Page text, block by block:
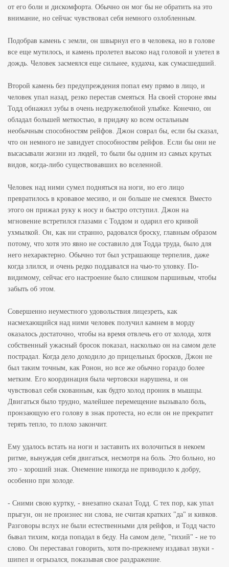
от его боли и дискомфорта. Обычно он мог бы не обратить на это
внимание, но сейчас чувствовал себя немного озлобленным.
Подобрав камень с земли, он швырнул его в человека, но в голове
все еще мутилось, и камень пролетел высоко над головой и улетел в
дождь. Человек засмеялся еще сильнее, кудахча, как сумасшедший.
Второй камень без предупреждения попал ему прямо в лицо, и
человек упал назад, резко перестав смеяться. На своей стороне ямы
Тодд обнажил зубы в очень недружелюбной улыбке. Конечно, он
обладал большей меткостью, в придачу ко всем остальным
необычным способностям рейфов. Джон соврал бы, если бы сказал,
что он немного не завидует способностям рейфов. Если бы они не
высасывали жизни из людей, то были бы одним из самых крутых
видов, когда-либо существовавших во вселенной.
Человек над ними сумел подняться на ноги, но его лицо
превратилось в кровавое месиво, и он больше не смеялся. Вместо
этого он прижал руку к носу и быстро отступил. Джон на
мгновение встретился глазами с Тоддом и одарил его кривой
ухмылкой. Он, как ни странно, радовался броску, главным образом
потому, что хотя это явно не составило для Тодда труда, было для
него нехарактерно. Обычно тот был устрашающе терпелив, даже
когда злился, и очень редко поддавался на чью-то уловку. По-
видимому, сейчас его настроение было слишком паршивым, чтобы
забыть об этом.
Совершенно неуместного удовольствия лицезреть, как
насмехающийся над ними человек получил камнем в морду
оказалось достаточно, чтобы на время отвлечь его от холода, хотя
собственный ужасный бросок показал, насколько он на самом деле
пострадал. Когда дело доходило до прицельных бросков, Джон не
был таким точным, как Ронон, но все же обычно гораздо более
метким. Его координация была чертовски нарушена, и он
чувствовал себя скованным, как будто холод проник в мышцы.
Двигаться было трудно, малейшее перемещение вызывало боль,
пронзающую его голову в знак протеста, но если он не прекратит
терять тепло, то плохо закончит.
Ему удалось встать на ноги и заставить их волочиться в некоем
ритме, вынуждая себя двигаться, несмотря на боль. Это больно, но
это - хороший знак. Онемение никогда не приводило к добру,
особенно при холоде.
- Сними свою куртку, - внезапно сказал Тодд. С тех пор, как упал
прыгун, он не произнес ни слова, не считая кратких "да" и кивков.
Разговоры вслух не были естественными для рейфов, и Тодд часто
бывал тихим, когда попадал в беду. На самом деле, "тихий" - не то
слово. Он переставал говорить, хотя по-прежнему издавал звуки -
шипел и огрызался, показывая свое раздражение.